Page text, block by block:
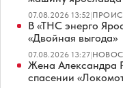
07.08.2026 13:52|
В «ТНС энерго
«Двойная выгода»
07.08.2026 13:27|
Жена Александра
спасении